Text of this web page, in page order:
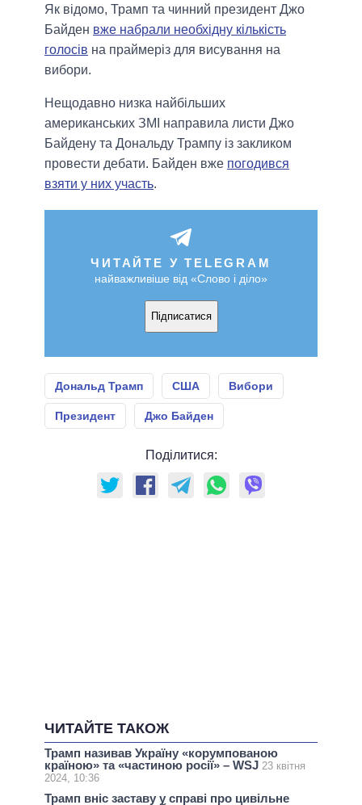
Як відомо, Трамп та чинний президент Джо
Байден вже набрали необхідну кількість
голосів на праймеріз для висування на
вибори.
Нещодавно низка найбільших
американських ЗМІ направила листи Джо
Байдену та Дональду Трампу із закликом
провести дебати. Байден вже погодився
взяти у них участь.
ЧИТАЙТЕ У TELEGRAM
найважливіше від «Слово і діло»
Підписатися
Дональд Трамп США Вибори
Президент Джо Байден
Поділитися:
ЧИТАЙТЕ ТАКОЖ
Трамп називав Україну «корумпованою
країною» та «частиною росії» – WSJ 23 квітня
2024, 10:36
Трамп вніс заставу у справі про цивільне